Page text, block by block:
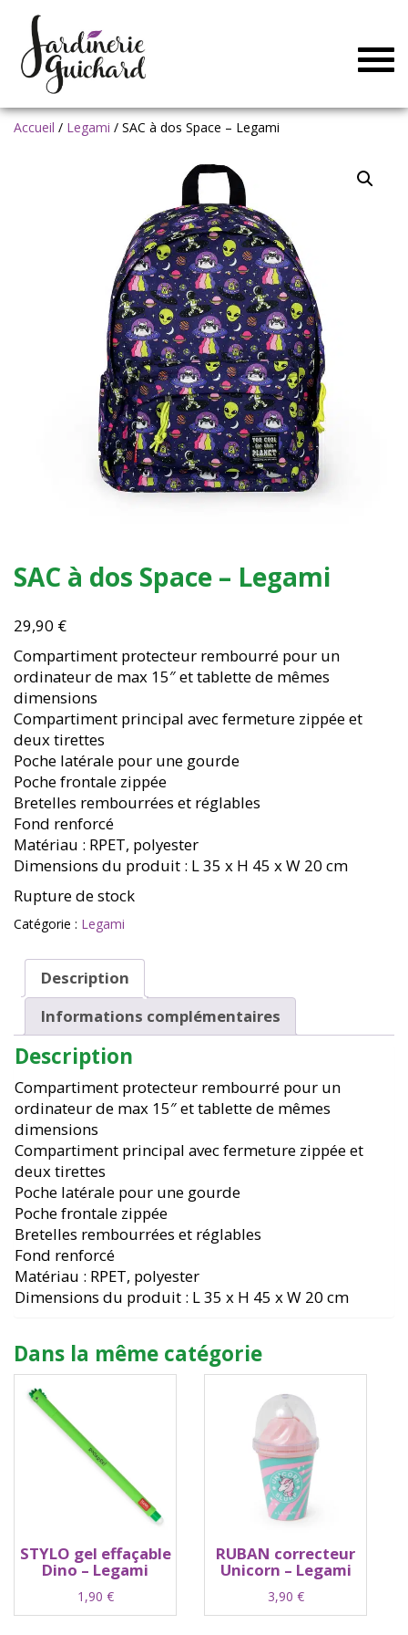
Accueil / Legami / SAC à dos Space – Legami
SAC à dos Space – Legami
29,90 €
Compartiment protecteur rembourré pour un
ordinateur de max 15″ et tablette de mêmes
dimensions
Compartiment principal avec fermeture zippée et
deux tirettes
Poche latérale pour une gourde
Poche frontale zippée
Bretelles rembourrées et réglables
Fond renforcé
Matériau : RPET, polyester
Dimensions du produit : L 35 x H 45 x W 20 cm
Rupture de stock
Catégorie : Legami
Description
Informations complémentaires
Description
Compartiment protecteur rembourré pour un
ordinateur de max 15″ et tablette de mêmes
dimensions
Compartiment principal avec fermeture zippée et
deux tirettes
Poche latérale pour une gourde
Poche frontale zippée
Bretelles rembourrées et réglables
Fond renforcé
Matériau : RPET, polyester
Dimensions du produit : L 35 x H 45 x W 20 cm
Dans la même catégorie
STYLO gel effaçable
Dino – Legami
1,90 €
RUBAN correcteur
Unicorn – Legami
3,90 €